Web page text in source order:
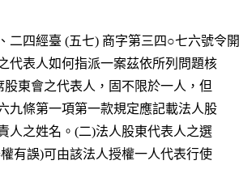
二四經臺 (五七) 商字第三四○七六號令開
人股東之代表人如何指派一案茲依所列問題核
派出席股東會之代表人，固不限於一人，但
法第一六九條第一項第一款規定應記載法人股
載負責人之姓名。(二)法人股東代表人之選
被選舉權有誤)可由該法人授權一人代表行使